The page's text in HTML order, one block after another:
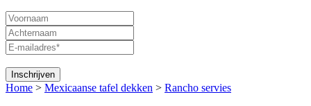
Home > Mexicaanse tafel dekken > Rancho servies